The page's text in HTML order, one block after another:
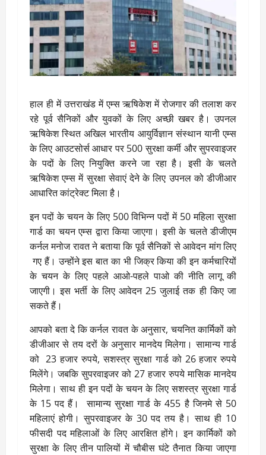
हाल ही में उत्तराखंड में एम्स ऋषिकेश में रोजगार की तलाश कर
रहे पूर्व सैनिकों और युवकों के लिए अच्छी खबर है। उपनल
ऋषिकेश स्थित अखिल भारतीय आयुर्विज्ञान संस्थान यानी एम्स
के लिए आउटसोर्स आधार पर 500 सुरक्षा कर्मी और सुपरवाइजर
के पदों के लिए नियुक्ति करने जा रहा है। इसी के चलते
ऋषिकेश एम्स में सुरक्षा सेवाएं देने के लिए उपनल को डीजीआर
आधारित कांट्रेक्ट मिला है।
इन पदों के चयन के लिए 500 विभिन्न पदों में 50 महिला सुरक्षा
गार्ड का चयन एम्स द्वारा किया जाएगा। इसी के चलते डीजीएम
कर्नल मनोज रावत ने बताया कि पूर्व सैनिकों से आवेदन मांग लिए
गए हैं। उन्होंने इस बात का भी जिक्र किया की इन कर्मचारियों
के चयन के लिए पहले आओ-पहले पाओ की नीति लागू की
जाएगी। इस भर्ती के लिए आवेदन 25 जुलाई तक ही किए जा
सकते हैं।
आपको बता दे कि कर्नल रावत के अनुसार, चयनित कार्मिकों को
डीजीआर से तय दरों के अनुसार मानदेय मिलेगा। सामान्य गार्ड
को 23 हजार रुपये, सशस्त्र सुरक्षा गार्ड को 26 हजार रुपये
मिलेंगे। जबकि सुपरवाइजर को 27 हजार रुपये मासिक मानदेय
मिलेगा। साथ ही इन पदों के चयन के लिए सशस्त्र सुरक्षा गार्ड
के 15 पद हैं। सामान्य सुरक्षा गार्ड के 455 है जिनमे से 50
महिलाएं होगी। सुपरवाइजर के 30 पद तय है। साथ ही 10
फीसदी पद महिलाओं के लिए आरक्षित होंगे। इन कार्मिकों को
सुरक्षा के लिए तीन पालियों में चौबीस घंटे तैनात किया जाएगा